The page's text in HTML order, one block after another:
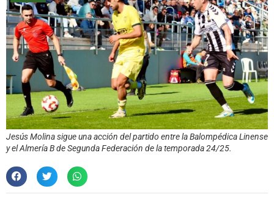
Jesús Molina sigue una acción del partido entre la Balompédica Linense
y el Almería B de Segunda Federación de la temporada 24/25.